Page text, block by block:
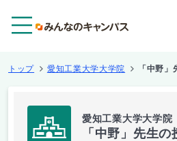
トップ 愛知工業大学大学院 「中野」
愛知工業大学大学院
「中野」先生